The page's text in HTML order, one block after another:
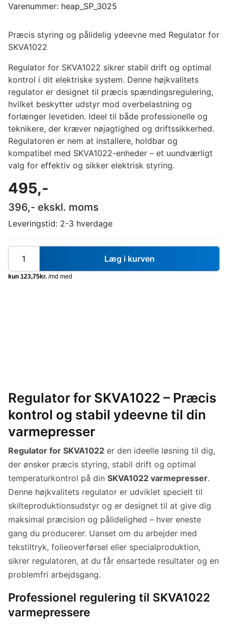
Varenummer: heap_SP_3025
Præcis styring og pålidelig ydeevne med Regulator for
SKVA1022
Regulator for SKVA1022 sikrer stabil drift og optimal
kontrol i dit elektriske system. Denne højkvalitets
regulator er designet til præcis spændingsregulering,
hvilket beskytter udstyr mod overbelastning og
forlænger levetiden. Ideel til både professionelle og
teknikere, der kræver nøjagtighed og driftssikkerhed.
Regulatoren er nem at installere, holdbar og
kompatibel med SKVA1022-enheder – et uundværligt
valg for effektiv og sikker elektrisk styring.
495,-
396,- ekskl. moms
Leveringstid: 2-3 hverdage
Læg i kurven
Regulator for SKVA1022 – Præcis
kontrol og stabil ydeevne til din
varmepresser
Regulator for SKVA1022 er den ideelle løsning til dig,
der ønsker præcis styring, stabil drift og optimal
temperaturkontrol på din SKVA1022 varmepresser.
Denne højkvalitets regulator er udviklet specielt til
skilteproduktionsudstyr og er designet til at give dig
maksimal præcision og pålidelighed – hver eneste
gang du producerer. Uanset om du arbejder med
tekstiltryk, folieoverførsel eller specialproduktion,
sikrer regulatoren, at du får ensartede resultater og en
problemfri arbejdsgang.
Professionel regulering til SKVA1022
varmepressere